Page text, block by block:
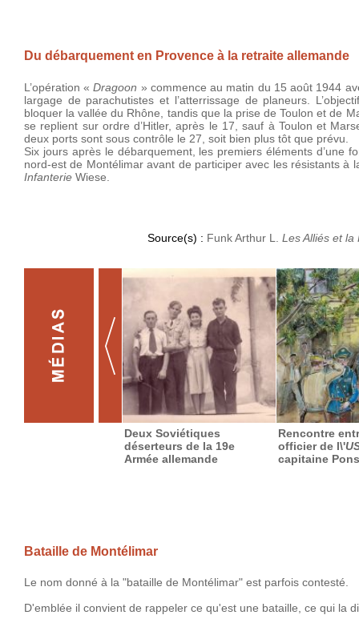
Du débarquement en Provence à la retraite allemande
L’opération «Dragoon » commence au matin du 15 août 1944
largage de parachutistes et l’atterrissage de planeurs.
bloquer la vallée du Rhône, tandis que la prise de Toulon et de
se replient sur ordre d’Hitler, après le 17, sauf à Toulon et
deux ports sont sous contrôle le 27, soit bien plus tôt que prévu.
Six jours après le débarquement, les premiers éléments d’une
nord-est de Montélimar avant de participer avec les résistants
Infanterie Wiese.
Source(s) : Funk Arthur L. Les Alliés et la
Deux Soviétiques
déserteurs de la 19e
Armée allemande
Rencontre
officier de l\'
capitaine Pons
Bataille de Montélimar
Le nom donné à la "bataille de Montélimar" est parfois contesté.
D'emblée il convient de rappeler ce qu'est une bataille, ce qui la